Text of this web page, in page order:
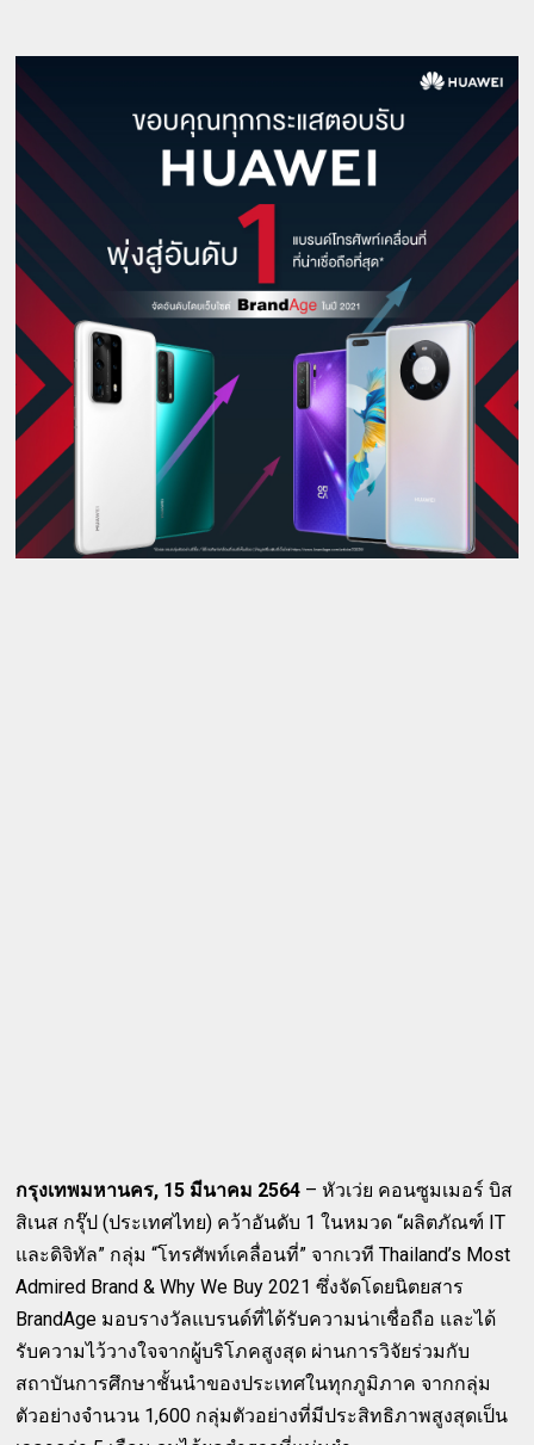
กรุงเทพมหานคร, 15 มีนาคม 2564 – หัวเว่ย คอนซูมเมอร์ บิส
สิเนส กรุ๊ป (ประเทศไทย) คว้าอันดับ 1 ในหมวด “ผลิตภัณฑ์ IT
และดิจิทัล” กลุ่ม “โทรศัพท์เคลื่อนที่” จากเวที Thailand’s Most
Admired Brand & Why We Buy 2021 ซึ่งจัดโดยนิตยสาร
BrandAge มอบรางวัลแบรนด์ที่ได้รับความน่าเชื่อถือ และได้
รับความไว้วางใจจากผู้บริโภคสูงสุด ผ่านการวิจัยร่วมกับ
สถาบันการศึกษาชั้นนำของประเทศในทุกภูมิภาค จากกลุ่ม
ตัวอย่างจำนวน 1,600 กลุ่มตัวอย่างที่มีประสิทธิภาพสูงสุดเป็น